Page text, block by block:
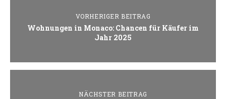
VORHERIGER BEITRAG
Wohnungen in Monaco: Chancen für Käufer im
Jahr 2025
NÄCHSTER BEITRAG